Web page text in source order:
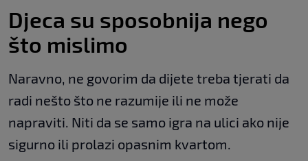
Djeca su sposobnija nego
što mislimo
Naravno, ne govorim da dijete treba tjerati da
radi nešto što ne razumije ili ne može
napraviti. Niti da se samo igra na ulici ako nije
sigurno ili prolazi opasnim kvartom.